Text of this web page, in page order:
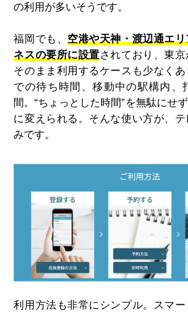
の利用が多いそうです。
福岡でも、空港や天神・渡辺通エ
ネスの要所に設置されており、東
そのまま利用するケースも少なく
での待ち時間、移動中の駅構内、
間。“ちょっとした時間”を無駄にせ
に変えられる。そんな使い方が、
みです。
利用方法も非常にシンプル。スマ